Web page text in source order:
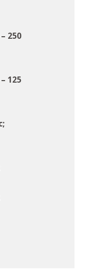
250
125